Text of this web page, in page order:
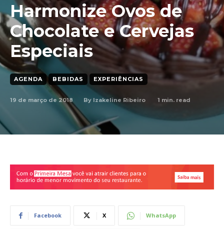
Harmonize Ovos de
Chocolate e Cervejas
Especiais
AGENDA BEBIDAS EXPERIÊNCIAS
19 de março de 2018 By Izakeline Ribeiro 1 min. read
Facebook X WhatsApp